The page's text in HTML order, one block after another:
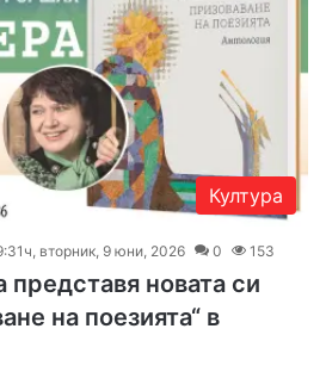
Култура
вторник, 9 юни, 2026 0 153
новата си
на поезията“ в